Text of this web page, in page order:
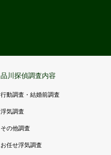
品川探偵調査内容
行動調査・結婚前調査
浮気調査
その他調査
お任せ浮気調査